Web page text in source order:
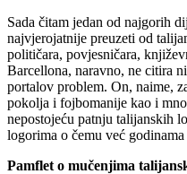
Sada čitam jedan od najgorih
najvjerojatnije preuzeti od
političara, povjesničara,
Barcellona, naravno, ne citira
portalov problem. On, naime,
pokolja i fojbomanije kao i
nepostojeću patnju talijanskih
logorima o čemu već
Pamflet o mučenjima